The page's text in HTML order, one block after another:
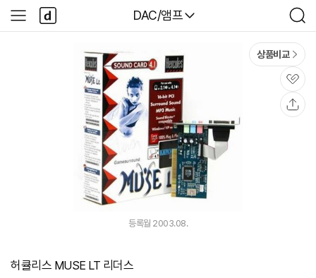
다나와
DAC/앰프
검
색
사
이
다
나
와
상품비교
관
심
등록월 2003.08.
허큘리스 MUSE LT 리더스